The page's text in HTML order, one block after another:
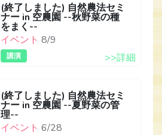
(終了しました) 自然農法セミ
ナー in 空農園 --秋野菜の種
をまく--
イベント 8/9
講演 >>詳細
(終了しました) 自然農法セミ
ナー in 空農園 --夏野菜の管
理--
イベント 6/28